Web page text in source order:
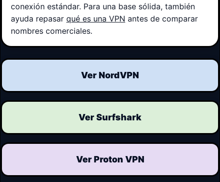
conexión estándar. Para una base sólida, también
ayuda repasar qué es una VPN antes de comparar
nombres comerciales.
Ver NordVPN
Ver Surfshark
Ver Proton VPN